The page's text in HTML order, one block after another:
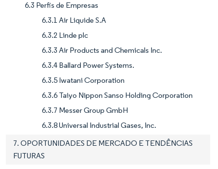
6.3 Perfis de Empresas
6.3.1 Air Liquide S.A
6.3.2 Linde plc
6.3.3 Air Products and Chemicals Inc.
6.3.4 Ballard Power Systems.
6.3.5 Iwatani Corporation
6.3.6 Taiyo Nippon Sanso Holding Corporation
6.3.7 Messer Group GmbH
6.3.8 Universal Industrial Gases, Inc.
7. OPORTUNIDADES DE MERCADO E TENDÊNCIAS
FUTURAS